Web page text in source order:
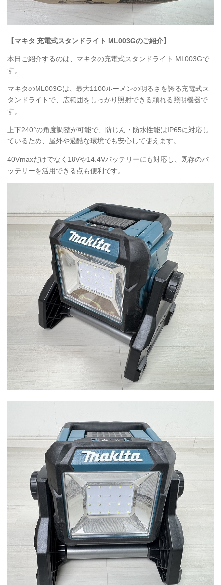
【マキタ 充電式スタンドライト ML003Gのご紹介】
本日ご紹介するのは、マキタの充電式スタンドライト ML003Gで
す。
マキタのML003Gは、最大1100ルーメンの明るさを誇る充電式ス
タンドライトで、広範囲をしっかり照射できる頼れる照明機器で
す。
上下240°の角度調整が可能で、防じん・防水性能はIP65に対応し
ているため、屋外や過酷な環境でも安心して使えます。
40Vmaxだけでなく18Vや14.4Vバッテリーにも対応し、既存のバ
ッテリーを活用できる点も便利です。